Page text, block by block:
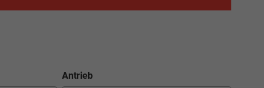
Antrieb